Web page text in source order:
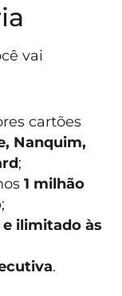
vai
cartões
Nanquim,
;
1 milhão
;
ilimitado às
.